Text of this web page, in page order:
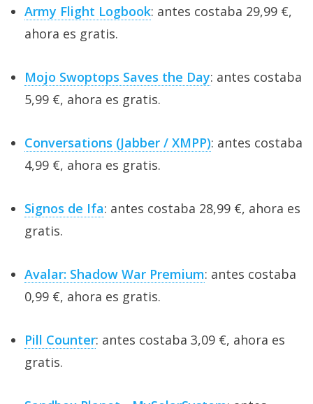
Army Flight Logbook: antes costaba 29,99 €,
ahora es gratis.
Mojo Swoptops Saves the Day: antes costaba
5,99 €, ahora es gratis.
Conversations (Jabber / XMPP): antes costaba
4,99 €, ahora es gratis.
Signos de Ifa: antes costaba 28,99 €, ahora es
gratis.
Avalar: Shadow War Premium: antes costaba
0,99 €, ahora es gratis.
Pill Counter: antes costaba 3,09 €, ahora es
gratis.